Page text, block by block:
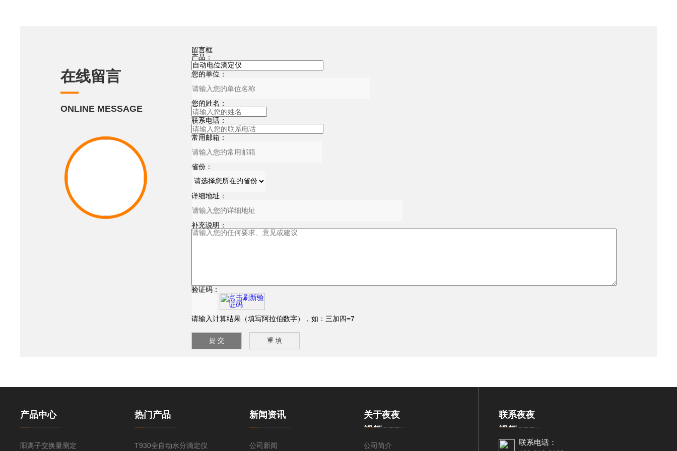
在线留言
ONLINE MESSAGE
留言框
产品：
您的单位：
您的姓名：
联系电话：
常用邮箱：
省份：
详细地址：
补充说明：
验证码：
请输入计算结果（填写阿拉伯数字），如：三加四=7
联系夜夜
视频APP
下载
联系电话：
产品中心
阳离子交换量测定
热门产品
T930全自动水分滴定仪
新闻资讯
公司新闻
关于夜夜
视频APP
下载
公司简介